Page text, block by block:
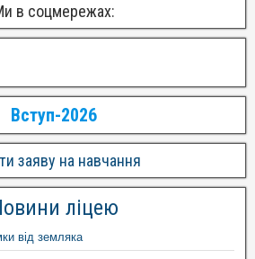
в соцмережах:
Вступ-2026
заяву на навчання
ліцею
від земляка